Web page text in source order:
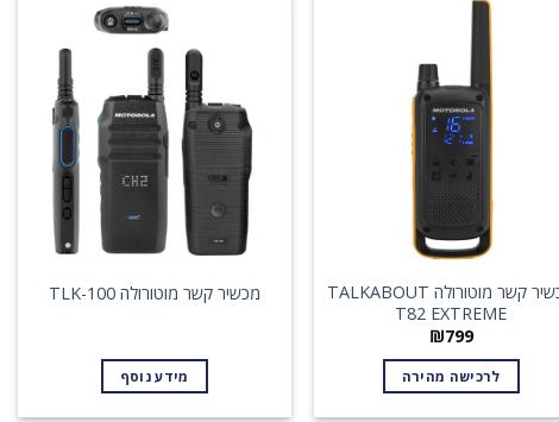
מכשיר קשר מוטורולה TALKABOUT
T82 EXTREME
₪799
לרכישה מהירה
מכשיר קשר מוטורולה TLK-100
מידע נוסף